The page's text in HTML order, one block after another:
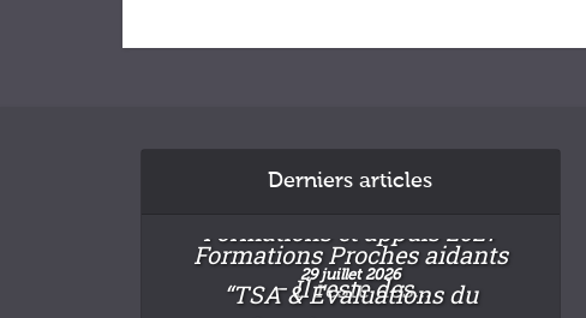
Derniers articles
Formations et appuis 2027
29 juillet 2026
Formations Proches aidants
– Il reste des...
“TSA & Evaluations du